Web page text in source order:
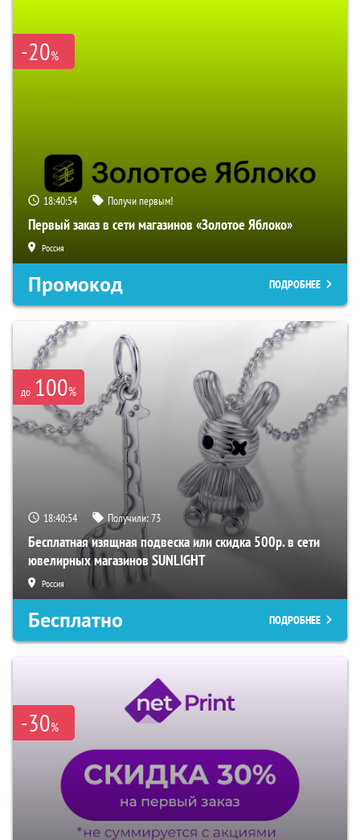
-20%
18:40:53 Получи первым!
Первый заказ в сети магазинов «Золотое Яблоко»
Россия
Промокод ПОДРОБНЕЕ
до 100%
18:40:53 Получили:73
Бесплатная изящная подвеска или скидка 500р. в сети
ювелирных магазинов SUNLIGHT
Россия
Бесплатно ПОДРОБНЕЕ
-30%